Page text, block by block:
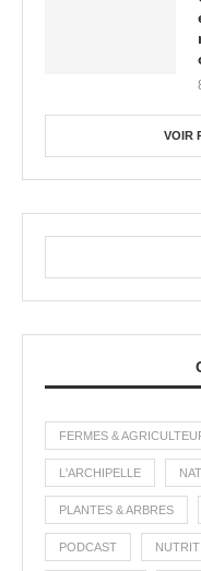
VOIR
FERMES &
L'ARCHIPELLE
PLANTES & ARBRES
PODCAST